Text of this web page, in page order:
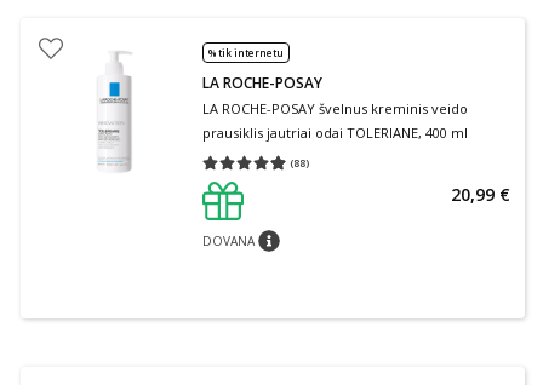
% tik internetu
LA ROCHE-POSAY
LA ROCHE-POSAY švelnus kreminis veido
prausiklis jautriai odai TOLERIANE, 400 ml
(88)
Vidutinis įvertinimas 4.91
DOVANApatarimas
20,99 €